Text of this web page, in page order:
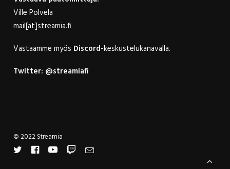
Ville Polvela
mail[at]streamia.fi
Vastaamme myös Discord-keskustelukanavalla.
Twitter: @streamiafi
© 2022 Streamia